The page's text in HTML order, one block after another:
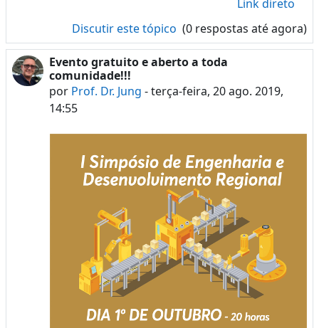
Link direto
Discutir este tópico (0 respostas até agora)
Evento gratuito e aberto a toda
comunidade!!!
por Prof. Dr. Jung -terça-feira, 20 ago. 2019,
14:55